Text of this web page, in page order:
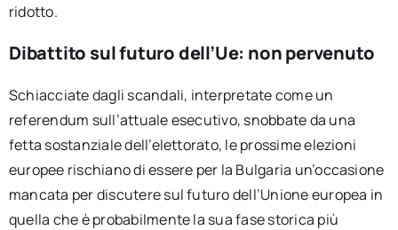
ridotto.
Dibattito sul futuro dell’Ue: non pervenuto
Schiacciate dagli scandali, interpretate come un
referendum sull’attuale esecutivo, snobbate da una
fetta sostanziale dell’elettorato, le prossime elezioni
europee rischiano di essere per la Bulgaria un’occasione
mancata per discutere sul futuro dell’Unione europea in
quella che è probabilmente la sua fase storica più